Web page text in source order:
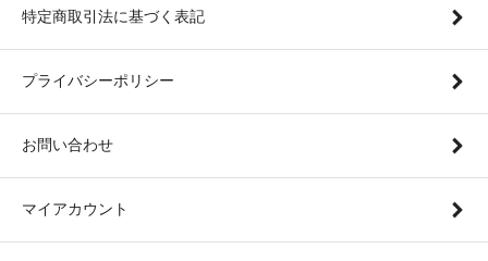
特定商取引法に基づく表記
プライバシーポリシー
お問い合わせ
マイアカウント